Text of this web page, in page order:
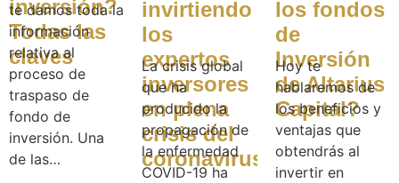
inversión?
Todas las
claves
te damos toda la
información
relativa al
proceso de
traspaso de
fondo de
inversión. Una
de las…
invirtiendo
los
expertos
inversores
en plena
crisis del
coronavirus?
La crisis global
que ha
producido la
propagación de
la enfermedad
COVID-19 ha
los fondos
de
Inversión
de Altarius
Capital?
Hoy te
hablaremos de
los beneficios y
ventajas que
obtendrás al
invertir en